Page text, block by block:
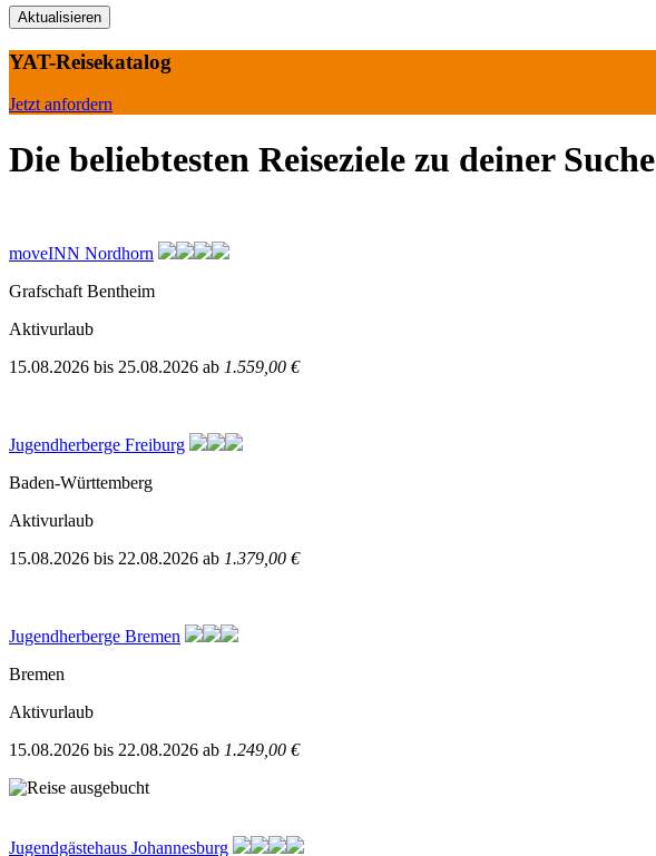
YAT-Reisekatalog
Jetzt anfordern
Die beliebtesten Reiseziele zu deiner Suche
moveINN Nordhorn
Grafschaft Bentheim
Aktivurlaub
15.08.2026 bis 25.08.2026 ab 1.559,00 €
Jugendherberge Freiburg
Baden-Württemberg
Aktivurlaub
15.08.2026 bis 22.08.2026 ab 1.379,00 €
Jugendherberge Bremen
Bremen
Aktivurlaub
15.08.2026 bis 22.08.2026 ab 1.249,00 €
Jugendgästehaus Johannesburg